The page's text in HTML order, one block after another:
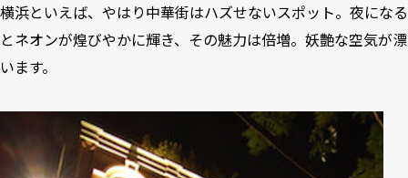
横浜といえば、やはり中華街はハズせないスポット。夜になる
とネオンが煌びやかに輝き、その魅力は倍増。妖艶な空気が漂
います。